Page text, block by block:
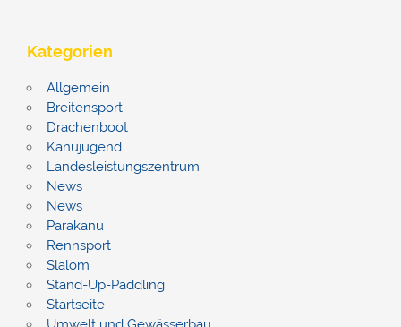
Kategorien
Allgemein
Breitensport
Drachenboot
Kanujugend
Landesleistungszentrum
News
News
Parakanu
Rennsport
Slalom
Stand-Up-Paddling
Startseite